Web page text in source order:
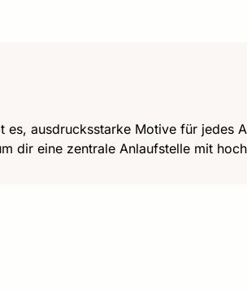
ausdrucksstarke Motive für jedes
dir eine zentrale Anlaufstelle mit